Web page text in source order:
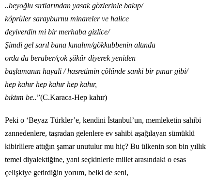
..beyoğlu sırtlarından yasak gözlerinle bakıp/
köprüler sarayburnu minareler ve halice
deyiverdin mi bir merhaba gizlice/
Şimdi gel sarıl bana kınalım/gökkubbenin altında
orda da beraber/çok şükür diyerek yeniden
başlamanın hayali / hasretimin çölünde sanki bir pınar gibi/
hep kahır hep kahır hep kahır,
bıktım be..”(C.Karaca-Hep kahır)
Peki o ‘Beyaz Türkler’e, kendini İstanbul’un, memleketin sahibi
zannedenlere, taşradan gelenlere ev sahibi aşağılayan sümüklü
kibirlilere attığın şamar unutulur mu hiç? Bu ülkenin son bin yıllık
temel diyalektiğine, yani seçkinlerle millet arasındaki o esas
çelişkiye getirdiğin yorum, belki de seni,